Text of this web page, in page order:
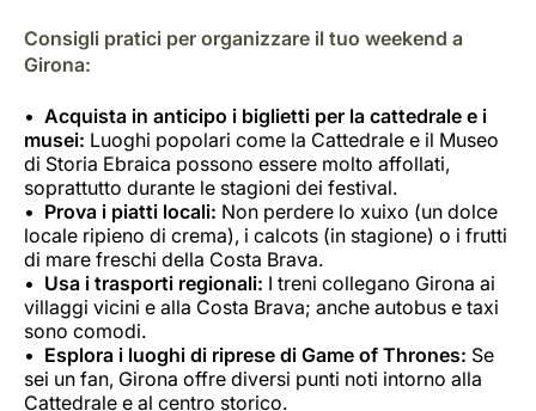
Consigli pratici per organizzare il tuo weekend a
Girona:
Acquista in anticipo i biglietti per la cattedrale e i
musei: Luoghi popolari come la Cattedrale e il Museo
di Storia Ebraica possono essere molto affollati,
soprattutto durante le stagioni dei festival.
Prova i piatti locali: Non perdere lo xuixo (un dolce
locale ripieno di crema), i calcots (in stagione) o i frutti
di mare freschi della Costa Brava.
Usa i trasporti regionali: I treni collegano Girona ai
villaggi vicini e alla Costa Brava; anche autobus e taxi
sono comodi.
Esplora i luoghi di riprese di Game of Thrones: Se
sei un fan, Girona offre diversi punti noti intorno alla
Cattedrale e al centro storico.